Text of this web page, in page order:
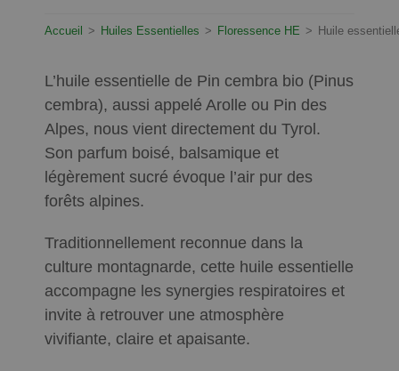
Accueil > Huiles Essentielles > Floressence HE > Huile
L’huile essentielle de Pin cembra bio (Pinus
cembra), aussi appelé Arolle ou Pin des
Alpes, nous vient directement du Tyrol.
Son parfum boisé, balsamique et
légèrement sucré évoque l’air pur des
forêts alpines.
Traditionnellement reconnue dans la
culture montagnarde, cette huile essentielle
accompagne les synergies respiratoires et
invite à retrouver une atmosphère
vivifiante, claire et apaisante.